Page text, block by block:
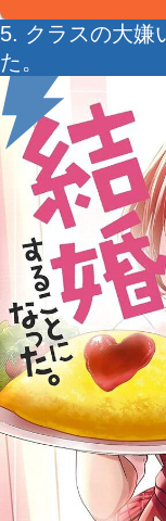
5. クラスの大嫌
た。